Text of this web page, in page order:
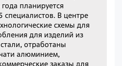
планируется
специалистов. В центре
схемы для
для изделий из
отработаны
алюминием,
заказы для